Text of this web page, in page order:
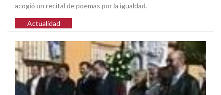
acogió un recital de poemas por la igualdad.
Actualidad